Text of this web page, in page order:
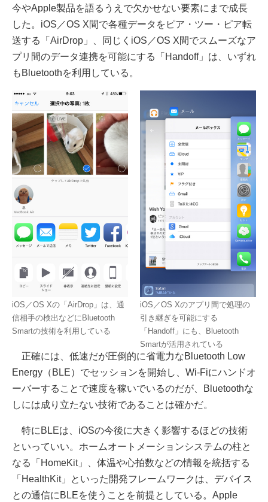
今やApple製品を語るうえで欠かせない要素にまで成長
した。iOS／OS X間で各種データをピア・ツー・ピア転
送する「AirDrop」、同じくiOS／OS X間でスムーズなア
プリ間のデータ連携を可能にする「Handoff」は、いずれ
もBluetoothを利用している。
iOS／OS Xの「AirDrop」は、通
信相手の検出などにBluetooth
Smartの技術を利用している
iOS／OS Xのアプリ間で処理の
引き継ぎを可能にする
「Handoff」にも、Bluetooth
Smartが活用されている
正確には、低速だが圧倒的に省電力なBluetooth Low
Energy（BLE）でセッションを開始し、Wi-Fiにハンドオ
ーバーすることで速度を稼いでいるのだが、Bluetoothな
しには成り立たない技術であることは確かだ。
特にBLEは、iOSの今後に大きく影響するほどの技術
といっていい。ホームオートメーションシステムの柱と
なる「HomeKit」、体温や心拍数などの情報を統括する
「HealthKit」といった開発フレームワークは、デバイス
との通信にBLEを使うことを前提としている。Apple